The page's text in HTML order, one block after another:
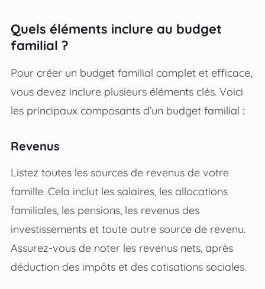
Quels éléments inclure au budget
familial ?
Pour créer un budget familial complet et efficace,
vous devez inclure plusieurs éléments clés. Voici
les principaux composants d’un budget familial :
Revenus
Listez toutes les sources de revenus de votre
famille. Cela inclut les salaires, les allocations
familiales, les pensions, les revenus des
investissements et toute autre source de revenu.
Assurez-vous de noter les revenus nets, après
déduction des impôts et des cotisations sociales.